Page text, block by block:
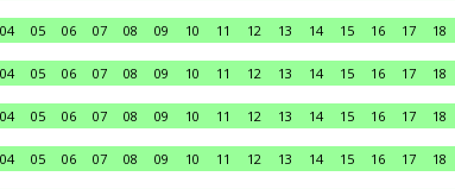
04 05 06 07 08 09 10 11 12 13 14 15 16 17 18
04 05 06 07 08 09 10 11 12 13 14 15 16 17 18
04 05 06 07 08 09 10 11 12 13 14 15 16 17 18
04 05 06 07 08 09 10 11 12 13 14 15 16 17 18